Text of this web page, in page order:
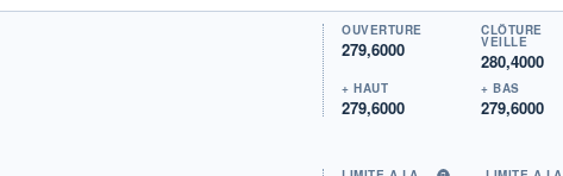
OUVERTURE
279,6000
CLÔTURE
VEILLE
280,4000
+ HAUT
279,6000
+ BAS
279,6000